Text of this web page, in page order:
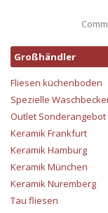
Großhändler
Fliesen küchenboden
Spezielle
Outlet Sonderangebot
Keramik Frankfurt
Keramik Hamburg
Keramik München
Keramik Nuremberg
Tau fliesen